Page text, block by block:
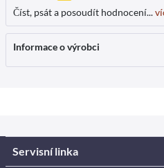
Číst, psát a posoudít hodnocení...
Informace o výrobci
Servisní linka